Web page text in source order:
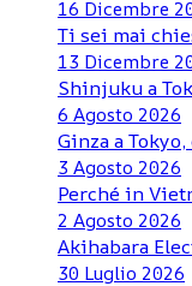
16 Dicembre
Ti sei mai
13 Dicembre
Shinjuku a
6 Agosto 2026
Ginza a
3 Agosto 2026
Perché in
2 Agosto 2026
Akihabara
30 Luglio 2026